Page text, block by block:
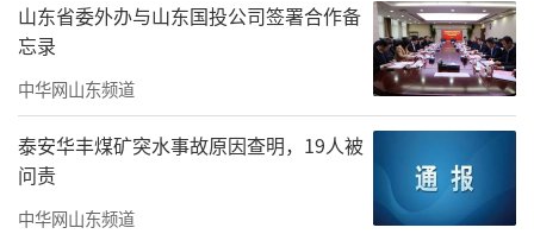
山东省委外办与山东国投公司签署合作备
忘录
中华网山东频道
泰安华丰煤矿突水事故原因查明，19人被
问责
中华网山东频道